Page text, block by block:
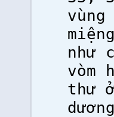
như
vòm
thư